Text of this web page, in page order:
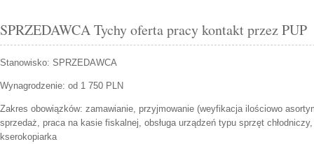
SPRZEDAWCA Tychy oferta pracy kontakt przez PUP
Stanowisko: SPRZEDAWCA
Wynagrodzenie: od 1 750 PLN
Zakres obowiązków: zamawianie, przyjmowanie (weyfikacja ilościowo
sprzedaż, praca na kasie fiskalnej, obsługa urządzeń typu sprzęt
kserokopiarka